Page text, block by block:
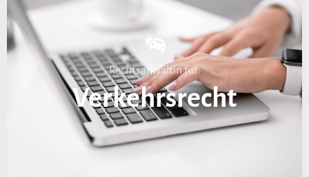
Rechtsanwältin für:
Verkehrsrecht